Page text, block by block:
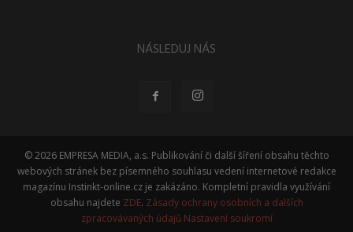
NÁSLEDUJ NÁS
© 2026 EMPRESA MEDIA, a.s. Publikování či další šíření obsahu těchto
webových stránek bez písemného souhlasu vedení internetové redakce
magazínu Instinkt-online.cz je zakázáno. Kompletní pravidla využívání
obsahu najdete ZDE. Zásady ochrany osobních a dalších
zpracovávaných údajů Nastavení soukromí